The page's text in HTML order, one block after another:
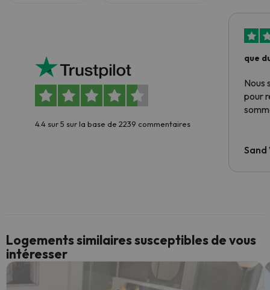
4.4 sur 5 sur la base de 2239 commentaires
que
Nous
pour
Sand
Logements similaires susceptibles de vous
intéresser